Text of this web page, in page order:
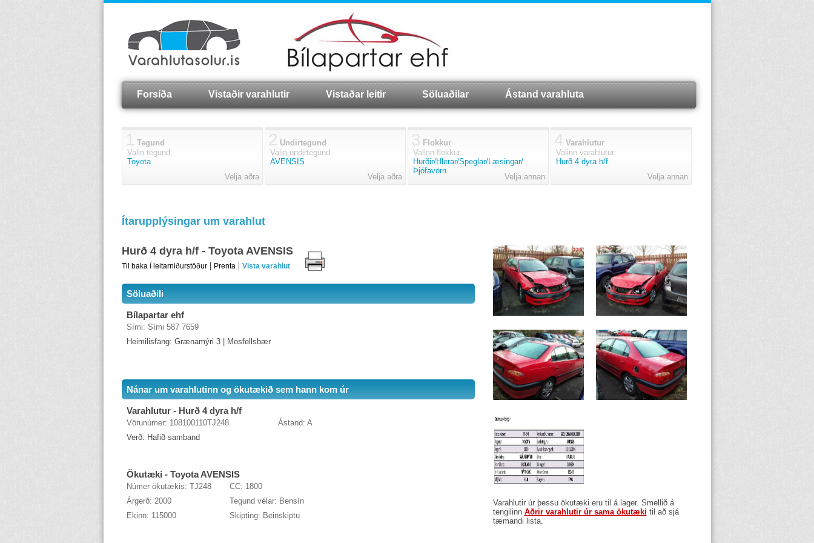
Forsíða Vistaðir varahlutir Vistaðar leitir Söluaðilar Ástand varahluta
1 Tegund
Valin tegund:
Toyota
Velja aðra
2 Undirtegund
Valin undirtegund:
AVENSIS
Velja aðra
3 Flokkur
Valinn flokkur:
Hurðir/Hlerar/Speglar/Læsingar/
Þjófavörn
Velja annan
4 Varahlutur
Valinn varahlutur:
Hurð 4 dyra h/f
Velja annan
Ítarupplýsingar um varahlut
Hurð 4 dyra h/f - Toyota AVENSIS
Til baka í leitarniðurstöður Prenta Vista varahlut
Söluaðili
Bílapartar ehf
Sími: Sími 587 7659
Heimilisfang: Grænamýri 3 | Mosfellsbær
Nánar um varahlutinn og ökutækið sem hann kom úr
Varahlutur - Hurð 4 dyra h/f
Vörunúmer: 108100110TJ248
Ástand: A
Verð: Hafið samband
Ökutæki - Toyota AVENSIS
Númer ökutækis: TJ248
CC: 1800
Árgerð: 2000
Tegund vélar: Bensín
Ekinn: 115000
Skipting: Beinskiptu
Varahlutir úr þessu ökutæki eru til á lager. Smellið á
tengilinn Aðrir varahlutir úr sama ökutæki til að sjá
tæmandi lista.